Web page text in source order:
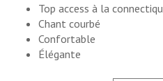
Top access à la
Chant courbé
Confortable
Élégante